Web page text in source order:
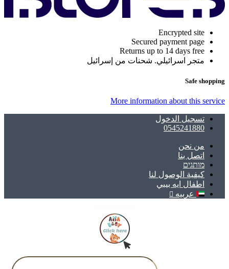
Encrypted site
Secured payment page
Returns up to 14 days free
متجر اسرائيلي. شحنات من إسرائيل
Safe shopping
More information about this service
تسجيل الدخول
0545241880
ﻣﻦ ﻧﺤﻦ
اتصل بنا
מותגים
كيفية الوصول لنا
اطفال ايه بيبي
عربيه